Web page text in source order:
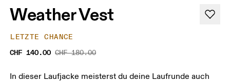
Weather Vest
LETZTE CHANCE
CHF 140.00 CHF 180.00
In dieser Laufjacke meisterst du deine Laufrunde auch